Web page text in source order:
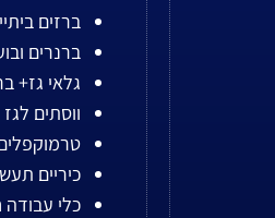
ברזים
ברנרים
גלאי גז+
ווסתים לגז
כיריים
כלי